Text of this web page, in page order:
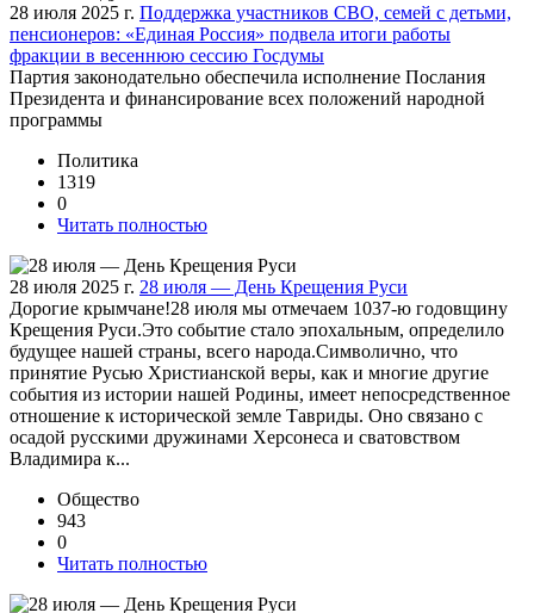
28 июля 2025 г. Поддержка участников СВО, семей с детьми,
пенсионеров: «Единая Россия» подвела итоги работы
фракции в весеннюю сессию Госдумы
Партия законодательно обеспечила исполнение Послания
Президента и финансирование всех положений народной
программы
Политика
1319
0
Читать полностью
28 июля 2025 г. 28 июля — День Крещения Руси
Дорогие крымчане!28 июля мы отмечаем 1037-ю годовщину
Крещения Руси.Это событие стало эпохальным, определило
будущее нашей страны, всего народа.Символично, что
принятие Русью Христианской веры, как и многие другие
события из истории нашей Родины, имеет непосредственное
отношение к исторической земле Тавриды. Оно связано с
осадой русскими дружинами Херсонеса и сватовством
Владимира к...
Общество
943
0
Читать полностью